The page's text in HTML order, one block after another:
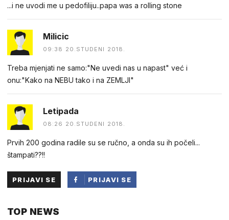
...i ne uvodi me u pedofiliju..papa was a rolling stone
Milicic
09:38 20.STUDENI 2018.
Treba mjenjati ne samo:"Ne uvedi nas u napast" već i
onu:"Kako na NEBU tako i na ZEMLJI"
Letipada
08:26 20.STUDENI 2018.
Prvih 200 godina radile su se ručno, a onda su ih počeli...
štampati??!!
PRIJAVI SE
PRIJAVI SE
TOP NEWS